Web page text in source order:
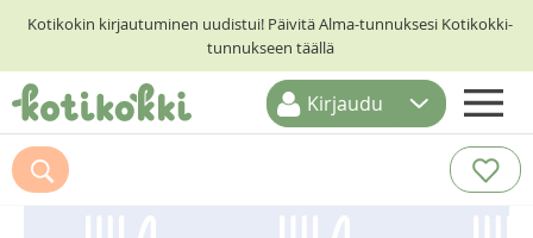
Kotikokin kirjautuminen uudistui! Päivitä Alma-tunnuksesi Kotikokki-
tunnukseen täällä
ETUSIVU
RESEPTIHAKU
Kirjaudu
Suosittelemme myös